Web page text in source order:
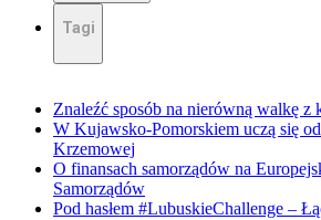
Tagi
Znaleźć sposób na nierówną walkę z
W Kujawsko-Pomorskiem uczą się
Krzemowej
O finansach samorządów na
Samorządów
Pod hasłem #LubuskieChallenge –